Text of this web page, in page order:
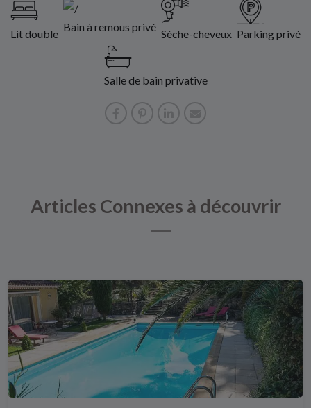
Lit double
Bain à remous privé
Sèche-cheveux Parking privé
Salle de bain privative
Articles Connexes à découvrir